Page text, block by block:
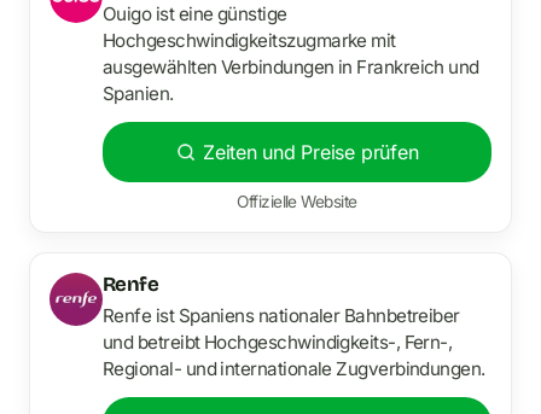
Ouigo ist eine günstige
Hochgeschwindigkeitszugmarke mit
ausgewählten Verbindungen in Frankreich und
Spanien.
Zeiten und Preise prüfen
Offizielle Website
Renfe
Renfe ist Spaniens nationaler Bahnbetreiber
und betreibt Hochgeschwindigkeits-, Fern-,
Regional- und internationale Zugverbindungen.